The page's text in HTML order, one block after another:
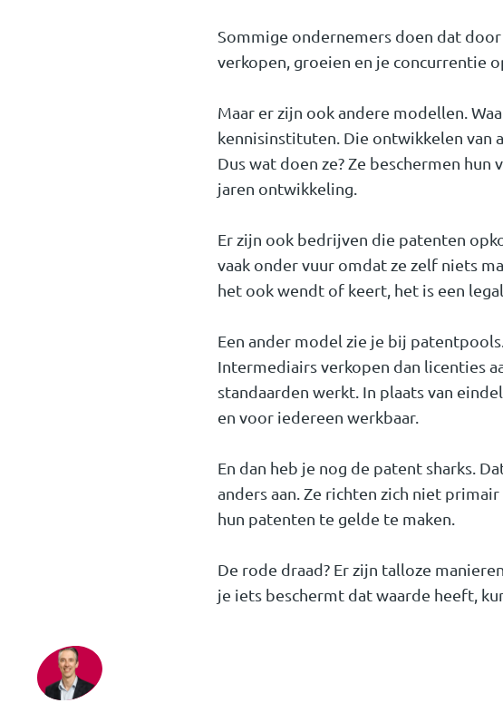
Sommige ondernemers doen dat
verkopen, groeien en je concurrentie
Maar er zijn ook andere modellen.
kennisinstituten. Die ontwikkelen van
Dus wat doen ze? Ze beschermen
jaren ontwikkeling.
Er zijn ook bedrijven die patenten
vaak onder vuur omdat ze zelf niets
het ook wendt of keert, het is een
Een ander model zie je bij
Intermediairs verkopen dan licenties
standaarden werkt. In plaats van
en voor iedereen werkbaar.
En dan heb je nog de patent sharks.
anders aan. Ze richten zich niet
hun patenten te gelde te maken.
De rode draad? Er zijn talloze
je iets beschermt dat waarde heeft,